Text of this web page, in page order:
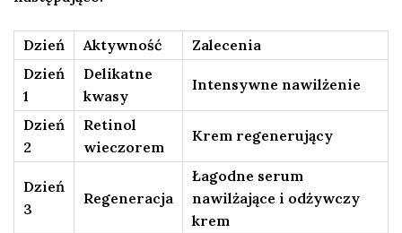
Dzień Aktywność
Zalecenia
Dzień
1
Delikatne
kwasy
Intensywne nawilżenie
Dzień
2
Retinol
wieczorem
Krem regenerujący
Dzień
3
Regeneracja
Łagodne serum
nawilżające i odżywczy
krem